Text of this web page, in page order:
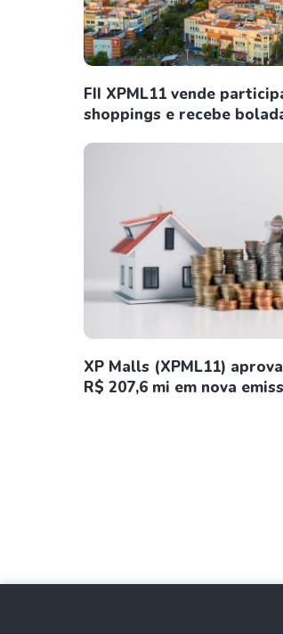
FII XPML11 vende
shoppings e recebe
XP Malls (XPML11)
R$ 207,6 mi em nova